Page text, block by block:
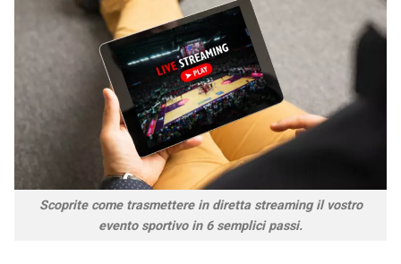
Scoprite come trasmettere in diretta streaming il vostro
evento sportivo in 6 semplici passi.